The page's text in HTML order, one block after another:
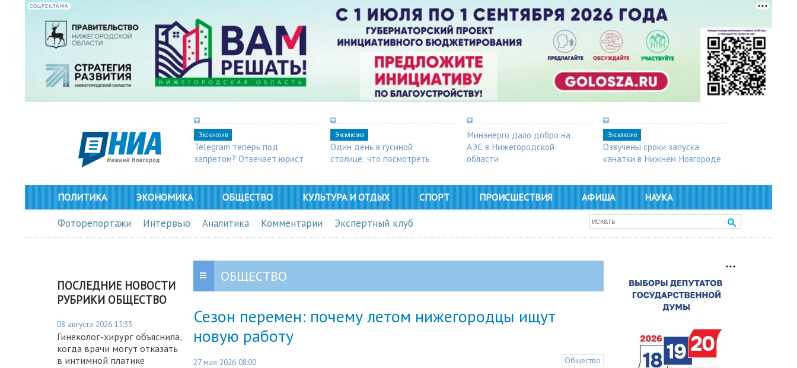
СОЦРЕКЛАМА
Эксклюзив
Telegram теперь под
запретом? Отвечает юрист
Эксклюзив
Один день в гусиной
столице: что посмотреть
Минэнерго дало добро на
АЭС в Нижегородской
области
Эксклюзив
Озвучены сроки запуска
канатки в Нижнем Новгороде
ПОЛИТИКА ЭКОНОМИКА ОБЩЕСТВО КУЛЬТУРА И ОТДЫХ СПОРТ ПРОИСШЕСТВИЯ АФИША НАУКА
Фоторепортажи Интервью Аналитика Комментарии Экспертный клуб
ПОСЛЕДНИЕ НОВОСТИ
РУБРИКИ ОБЩЕСТВО
08 августа 2026 15:33
Гинеколог-хирург объяснила,
когда врачи могут отказать
в интимной платике
ОБЩЕСТВО
Сезон перемен: почему летом нижегородцы ищут
новую работу
27 мая 2026 08:00 Общество